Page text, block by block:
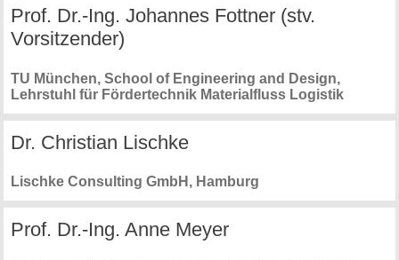
Prof. Dr.-Ing. Johannes Fottner (stv.
Vorsitzender)
TU München, School of Engineering and Design,
Lehrstuhl für Fördertechnik Materialfluss Logistik
Dr. Christian Lischke
Lischke Consulting GmbH , Hamburg
Prof. Dr.-Ing. Anne Meyer